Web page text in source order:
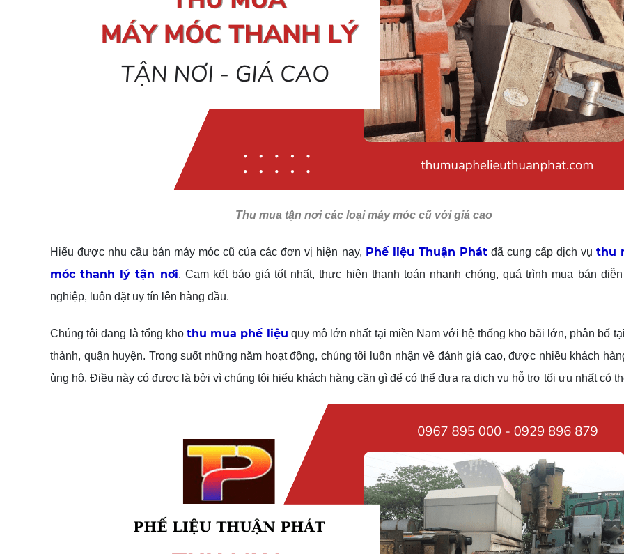
Thu mua tận nơi các loại máy móc cũ với giá cao
Hiểu được nhu cầu bán máy móc cũ của các đơn vị hiện nay, Phế liệu Thuận Phátđã cung cấp dịch vụ thu
móc thanh lý tận nơi. Cam kết báo giá tốt nhất, thực hiện thanh toán nhanh chóng, quá trình mua bán
nghiệp, luôn đặt uy tín lên hàng đầu.
Chúng tôi đang là tổng khothu mua phế liệu quy mô lớn nhất tại miền Nam với hệ thống kho bãi lớn, phân bố
thành, quận huyện. Trong suốt những năm hoạt động, chúng tôi luôn nhận về đánh giá cao, được nhiều khách
ủng hộ. Điều này có được là bởi vì chúng tôi hiểu khách hàng cần gì để có thể đưa ra dịch vụ hỗ trợ tối ưu nhất có